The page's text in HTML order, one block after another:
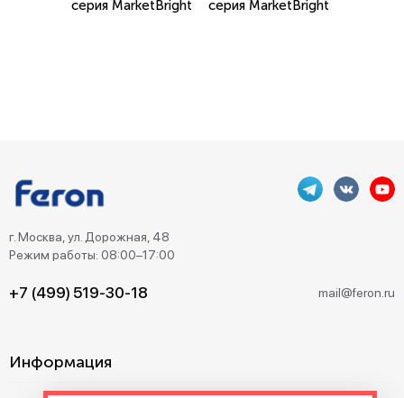
серия MarketBright
серия MarketBright
г. Москва, ул. Дорожная, 48
Режим работы: 08:00–17:00
+7 (499) 519-30-18 mail@feron.ru
Информация